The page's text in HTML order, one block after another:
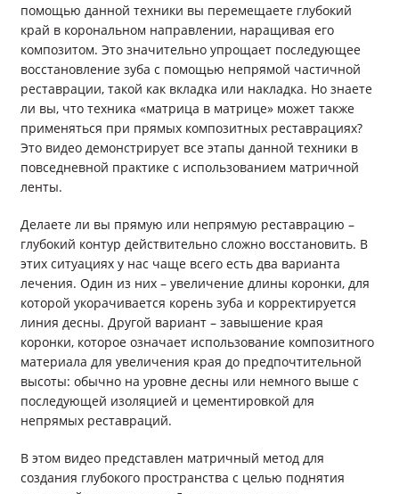
помощью данной техники вы перемещаете глубокий
край в корональном направлении, наращивая его
композитом. Это значительно упрощает последующее
восстановление зуба с помощью непрямой частичной
реставрации, такой как вкладка или накладка. Но знаете
ли вы, что техника «матрица в матрице» может также
применяться при прямых композитных реставрациях?
Это видео демонстрирует все этапы данной техники в
повседневной практике с использованием матричной
ленты.
Делаете ли вы прямую или непрямую реставрацию –
глубокий контур действительно сложно восстановить. В
этих ситуациях у нас чаще всего есть два варианта
лечения. Один из них – увеличение длины коронки, для
которой укорачивается корень зуба и корректируется
линия десны. Другой вариант – завышение края
коронки, которое означает использование композитного
материала для увеличения края до предпочтительной
высоты: обычно на уровне десны или немного выше с
последующей изоляцией и цементировкой для
непрямых реставраций.
В этом видео представлен матричный метод для
создания глубокого пространства с целью поднятия